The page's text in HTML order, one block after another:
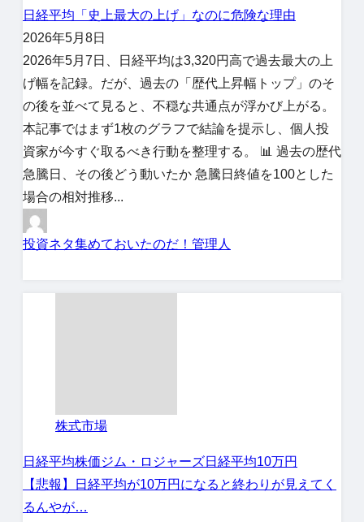
日経平均「史上最大の上げ」なのに危険な理由
2026年5月8日
2026年5月7日、日経平均は3,320円高で過去最大の上
げ幅を記録。だが、過去の「歴代上昇幅トップ」のそ
の後を並べて見ると、不穏な共通点が浮かび上がる。
本記事ではまず1枚のグラフで結論を提示し、個人投
資家が今すぐ取るべき行動を整理する。 📊 過去の歴代
急騰日、その後どう動いたか 急騰日終値を100とした
場合の相対推移...
投資ネタ集めておいたのだ！管理人
株式市場
日経平均株価ジム・ロジャーズ日経平均10万円
【悲報】日経平均が10万円になると終わりが見えてく
るんやが…